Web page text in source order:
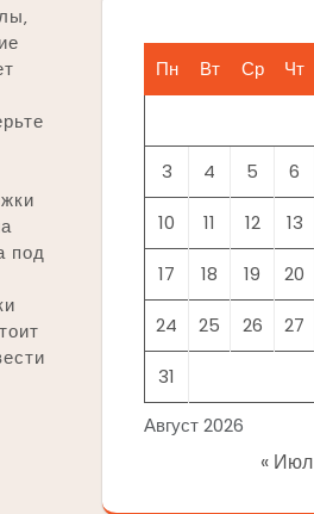
под
Август 2026
Пн Вт Ср Чт
3 4 5 6
10 11 12 13
17 18 19 20
24 25 26 27
31
« Июл